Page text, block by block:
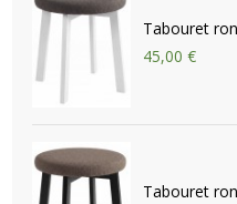
Tabouret
45,00 €
Tabouret